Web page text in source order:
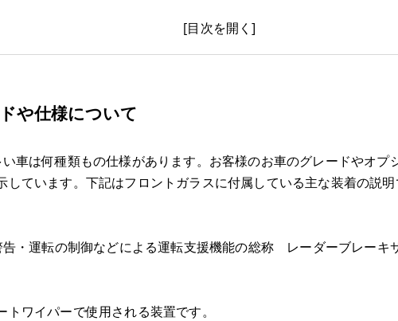
⑤ヴェゼルのフロントガラス交換費用キャッシュバック制度
チッピング
パーシャルブレイク
ストレートブレイク
DIYにて施工してしまったヒビ
⑧ヴェゼルのアンテナなどのガラス装着品の取付について
や仕様について
車は何種類もの仕様があります。お客様のお車のグレードやオプ
ています。下記はフロントガラスに付属している主な装着の説明
・運転の制御などによる運転支援機能の総称 レーダーブレーキ
ワイパーで使用される装置です。